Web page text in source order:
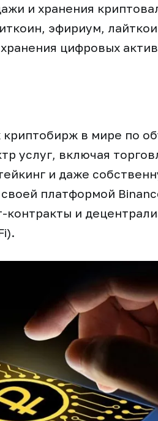
и хранения
эфириум,
цифровых
в мире по
услуг, включая
и даже
платформой
и